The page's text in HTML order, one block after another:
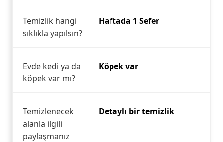
Temizlik hangi
sıklıkla yapılsın?
Haftada 1 Sefer
Evde kedi ya da
köpek var mı?
Köpek var
Temizlenecek
alanla ilgili
paylaşmanız
Detaylı bir temizlik